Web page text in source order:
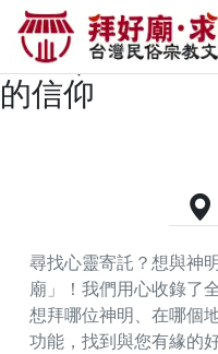
高雄市茄萣區
資料｜拜好廟
的信仰
尋找心靈寄託？想與神
廟」！我們用心收錄了
想拜哪位神明、在哪個
功能，找到與您有緣的好